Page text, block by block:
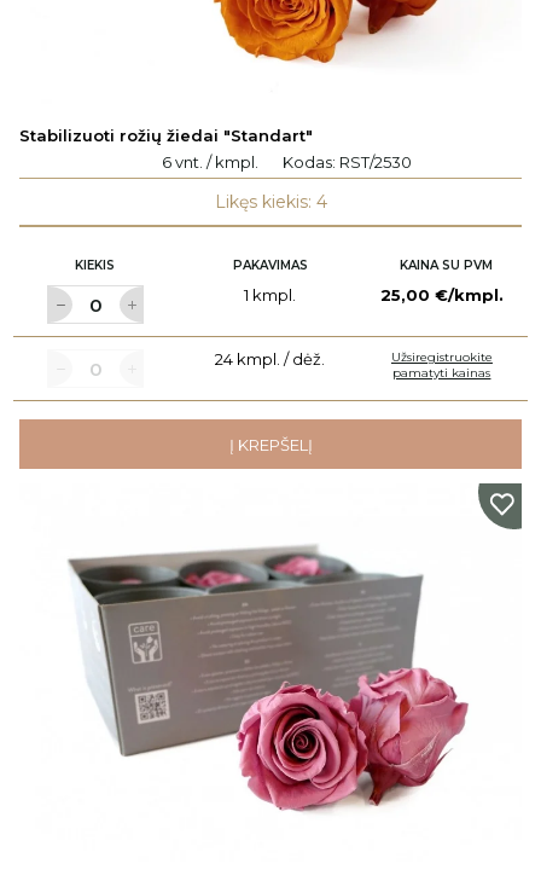
Stabilizuoti rožių žiedai "Standart"
6 vnt. / kmpl.
Kodas: RST/2530
Likęs kiekis: 4
KIEKIS PAKAVIMAS KAINA SU PVM
1 kmpl. 25,00 €/kmpl.
24 kmpl. / dėž.
Užsiregistruokite
pamatyti kainas
Į KREPŠELĮ